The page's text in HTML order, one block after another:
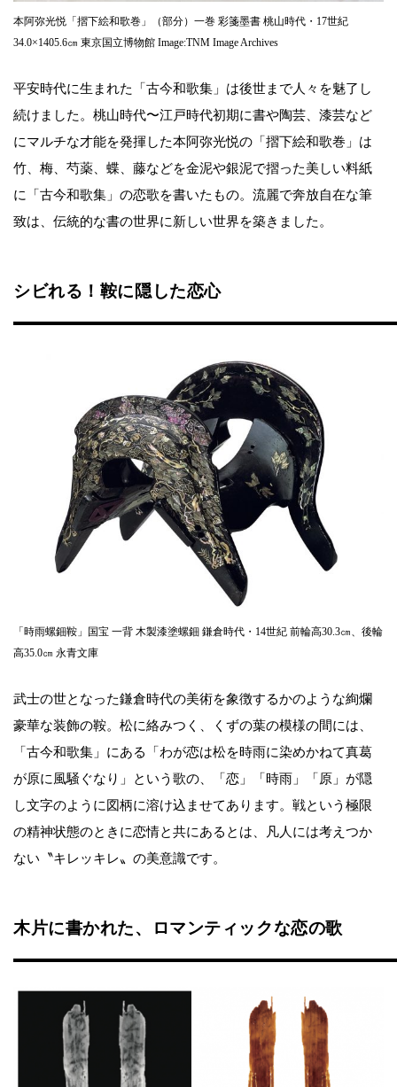
本阿弥光悦「摺下絵和歌巻」（部分）一巻 彩箋墨書 桃山時代・17世紀
34.0×1405.6㎝ 東京国立博物館 Image:TNM Image Archives
平安時代に生まれた「古今和歌集」は後世まで人々を魅了し
続けました。桃山時代〜江戸時代初期に書や陶芸、漆芸など
にマルチな才能を発揮した本阿弥光悦の「摺下絵和歌巻」は
竹、梅、芍薬、蝶、藤などを金泥や銀泥で摺った美しい料紙
に「古今和歌集」の恋歌を書いたもの。流麗で奔放自在な筆
致は、伝統的な書の世界に新しい世界を築きました。
シビれる！鞍に隠した恋心
「時雨螺鈿鞍」国宝 一背 木製漆塗螺鈿 鎌倉時代・14世紀 前輪高30.3㎝、後輪
高35.0㎝ 永青文庫
武士の世となった鎌倉時代の美術を象徴するかのような絢爛
豪華な装飾の鞍。松に絡みつく、くずの葉の模様の間には、
「古今和歌集」にある「わが恋は松を時雨に染めかねて真葛
が原に風騒ぐなり」という歌の、「恋」「時雨」「原」が隠
し文字のように図柄に溶け込ませてあります。戦という極限
の精神状態のときに恋情と共にあるとは、凡人には考えつか
ない〝キレッキレ〟の美意識です。
木片に書かれた、ロマンティックな恋の歌